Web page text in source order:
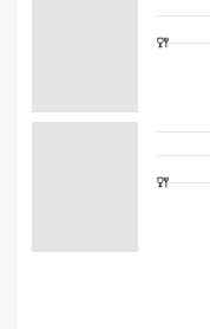
Сетевые отели ОАЭ